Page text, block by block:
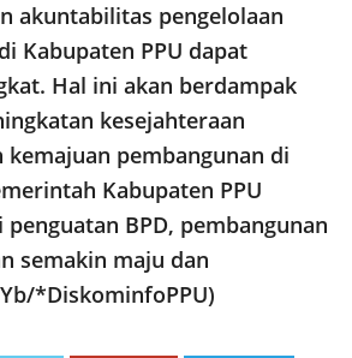
akuntabilitas pengelolaan
Kabupaten PPU dapat
Hal ini akan berdampak
kesejahteraan
kemajuan pembangunan di
Kabupaten PPU
BPD, pembangunan
semakin maju dan
*DiskominfoPPU)